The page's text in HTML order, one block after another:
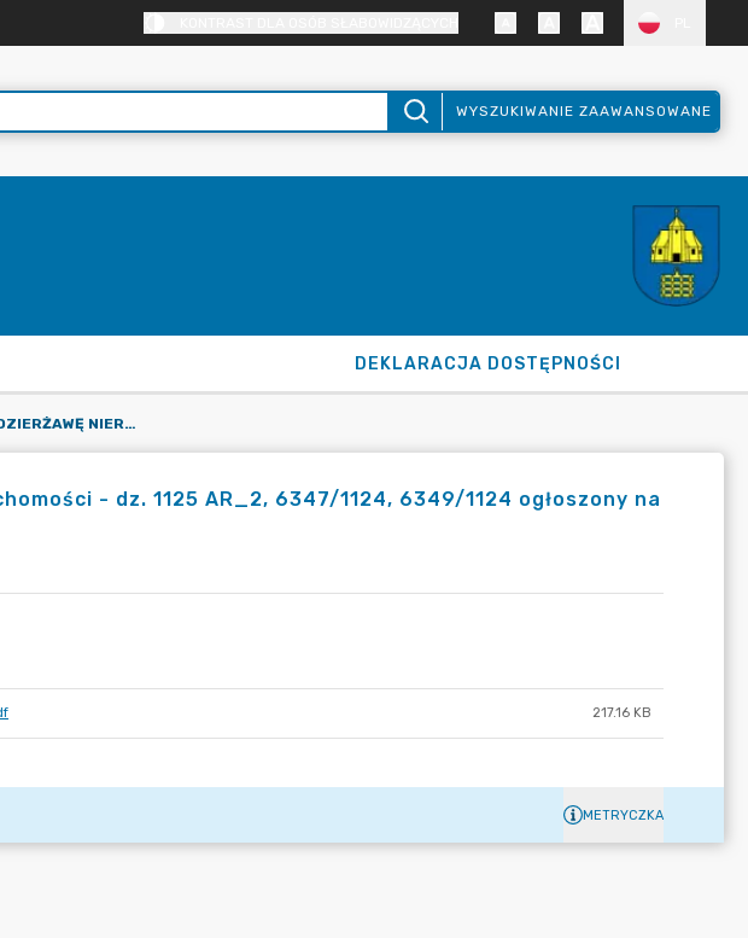
WYSZUKIWANIE ZAAWANSOWANE
DEKLARACJA DOSTĘPNOŚCI
WYNIK PRZETARGU NA DZIERŻAWĘ NIERUCHOMOŚCI - DZ. 1125 AR_2, 6347/1124, 6349/1124 OGŁOSZONY NA DZIEŃ 12 CZERWCA 2025 R.
- dz. 1125 AR_2, 6347/1124, 6349/1124 ogłoszony na
217.16 KB
METRYCZKA